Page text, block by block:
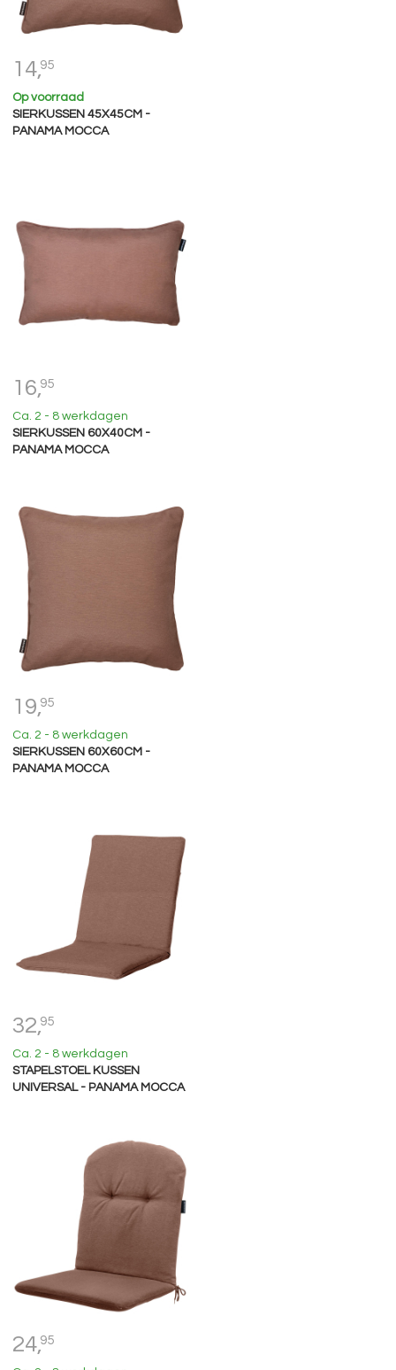
14,95
Op voorraad
SIERKUSSEN 45X45CM -
PANAMA MOCCA
16,95
Ca. 2 - 8 werkdagen
SIERKUSSEN 60X40CM -
PANAMA MOCCA
19,95
Ca. 2 - 8 werkdagen
SIERKUSSEN 60X60CM -
PANAMA MOCCA
32,95
Ca. 2 - 8 werkdagen
STAPELSTOEL KUSSEN
UNIVERSAL - PANAMA MOCCA
24,95